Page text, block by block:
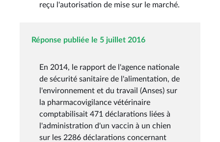
reçu l'autorisation de mise sur le marché.
Réponse publiée le 5 juillet 2016
En 2014, le rapport de l'agence nationale
de sécurité sanitaire de l'alimentation, de
l'environnement et du travail (Anses) sur
la pharmacovigilance vétérinaire
comptabilisait 471 déclarations liées à
l'administration d'un vaccin à un chien
sur les 2286 déclarations concernant